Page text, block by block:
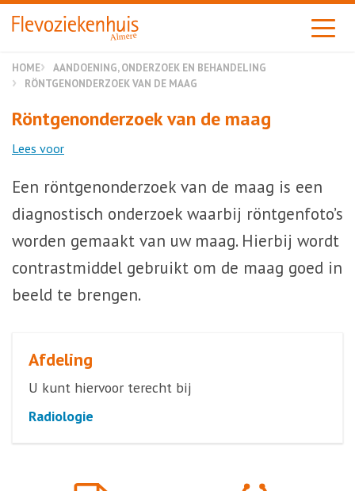
Almere
HOME
AANDOENING, ONDERZOEK EN BEHANDELING
RÖNTGENONDERZOEK VAN DE MAAG
Röntgenonderzoek van de maag
Lees voor
Een röntgenonderzoek van de maag is een
diagnostisch onderzoek waarbij röntgenfoto’s
worden gemaakt van uw maag. Hierbij wordt
contrastmiddel gebruikt om de maag goed in
beeld te brengen.
Afdeling
U kunt hiervoor terecht bij
Radiologie